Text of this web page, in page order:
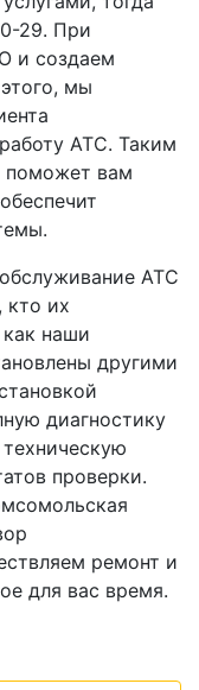
29. При
и создаем
мы
АТС. Таким
поможет вам
АТС
кто их
наши
другими
диагностику
проверки.
ремонт и
для вас время.